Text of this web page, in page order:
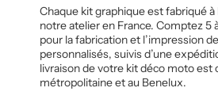
Chaque kit graphique est fabriqué
notre atelier en France. Comptez 5
pour la fabrication et l’impression
personnalisés, suivis d’une
livraison de votre kit déco moto est
métropolitaine et au Benelux.